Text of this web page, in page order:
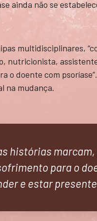
ainda não se
multidisciplinares,
nutricionista,
o doente com
na mudança.
histórias marcam,
para o
e estar presente